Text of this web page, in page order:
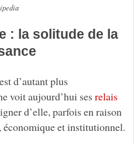
: la solitude de la
d’autant plus
voit aujourd’hui ses relais
d’elle, parfois en raison
économique et institutionnel.